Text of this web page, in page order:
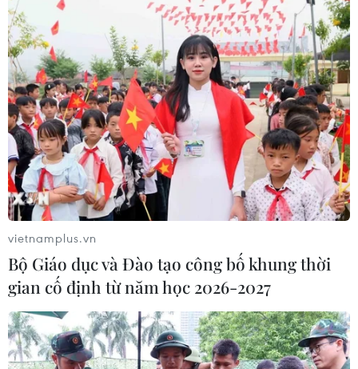
kinh tế Nga
12/11/2016 02:14
Chiến thắng của ông Donald Trump trong cuộc bầu cử
tổng thống Mỹ đã giáng đòn mạnh vào tâm trạng lạc
quan ở các thị trường đang phát triển, song Nga lại là
một trường hợp ngoại lệ.
vietnamplus.vn
Bộ Giáo dục và Đào tạo công bố khung thời
gian cố định từ năm học 2026-2027